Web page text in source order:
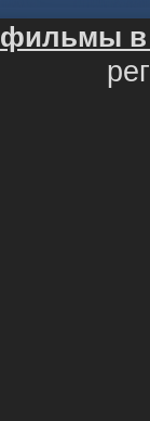
фильмы в